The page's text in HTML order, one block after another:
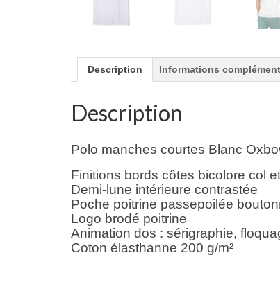
Description Informations
Description
Polo manches courtes Blanc
Finitions bords côtes bicolore col
Demi-lune intérieure contrastée
Poche poitrine passepoilée
Logo brodé poitrine
Animation dos : sérigraphie,
Coton élasthanne 200 g/m²